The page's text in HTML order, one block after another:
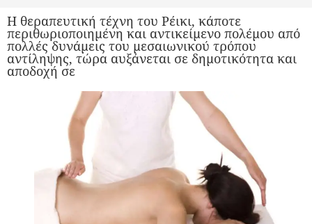
Η θεραπευτική τέχνη του Ρέικι, κάποτε
περιθωριοποιημένη και αντικείμενο πολέμου από
πολλές δυνάμεις του μεσαιωνικού τρόπου
αντίληψης, τώρα αυξάνεται σε δημοτικότητα και
αποδοχή σε